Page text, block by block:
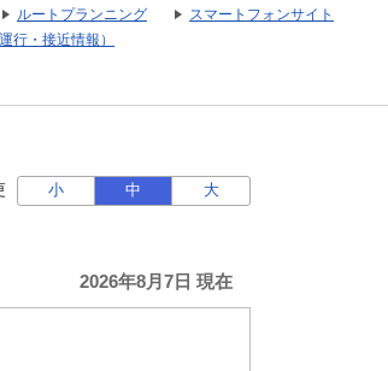
ルートプランニング
スマートフォンサイト
行・接近情報）
小 中 大
2026年8月7日 現在